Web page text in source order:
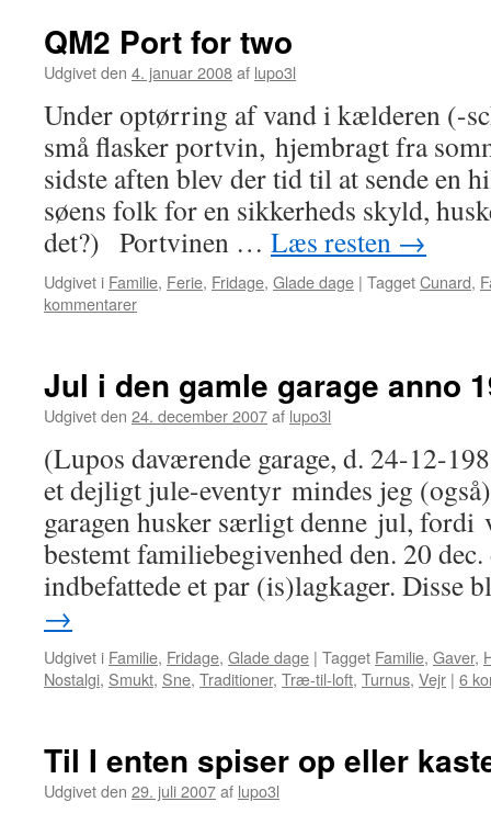
QM2 Port for two
Udgivet den 4. januar 2008af lupo3l
Under optørring af vand i kælderen (-
små flasker portvin, hjembragt fra
sidste aften blev der tid til at sende en
søens folk for en sikkerheds skyld,
det?) Portvinen … Læs resten →
Udgivet i Familie, Ferie, Fridage, Glade dage | TaggetCunard,
kommentarer
Jul i den gamle garage anno
Udgivet den 24. december 2007af lupo3l
(Lupos daværende garage, d. 24-12-
et dejligt jule-eventyr mindes jeg
garagen husker særligt denne jul, fordi
bestemt familiebegivenhed den. 20 dec.
indbefattede et par (is)lagkager.
→
Udgivet i Familie, Fridage, Glade dage | Tagget Familie, Gaver,
Nostalgi, Smukt, Sne, Traditioner, Træ-til-loft, Turnus, Vejr | 6
Til I enten spiser op eller
Udgivet den 29. juli 2007af lupo3l